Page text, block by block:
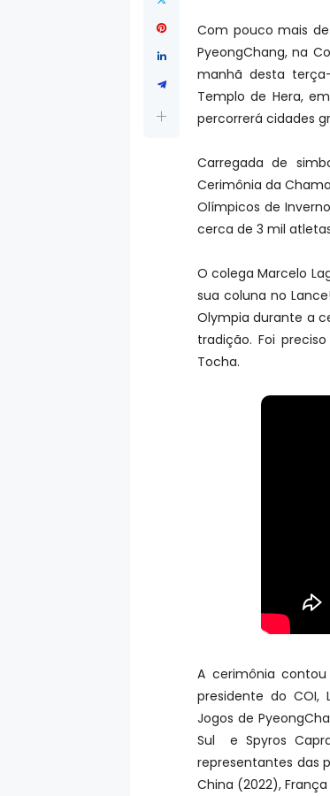
Com pouco mais
PyeongChang, na
manhã desta
Templo de Hera,
percorrerá cidades
Carregada de
Cerimônia da
Olímpicos de
cerca de 3 mil
O colega Marcelo
sua coluna no
Olympia durante a
tradição. Foi
Tocha.
A cerimônia
presidente do COI,
Jogos de
Sul e Spyros
representantes das
China (2022),